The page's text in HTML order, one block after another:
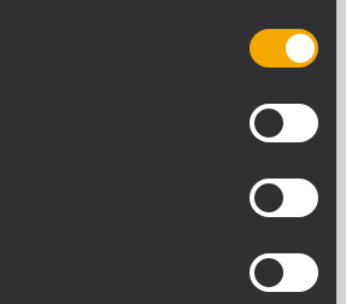
wird das Topteil auf
die sich in der Länge
Aufbau des PA-Systems